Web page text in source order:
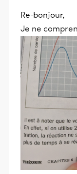
Re-bonjour,
Je ne